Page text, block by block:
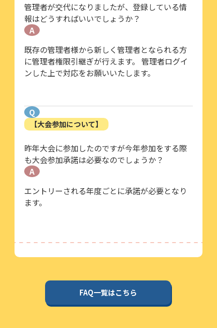
管理者が交代になりましたが、登録している情
報はどうすればいいでしょうか？
A
既存の管理者様から新しく管理者となられる方
に管理者権限引継ぎが行えます。 管理者ログイ
ンした上で対応をお願いいたします。
Q
【大会参加について】
昨年大会に参加したのですが今年参加をする際
も大会参加承諾は必要なのでしょうか？
A
エントリーされる年度ごとに承諾が必要となり
ます。
FAQ一覧はこちら